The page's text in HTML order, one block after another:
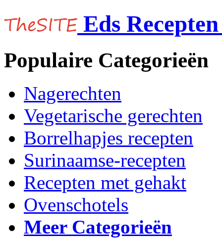
Eds
Populaire Categorieën
Nagerechten
Vegetarische gerechten
Borrelhapjes recepten
Surinaamse-recepten
Recepten met gehakt
Ovenschotels
Meer Categorieën